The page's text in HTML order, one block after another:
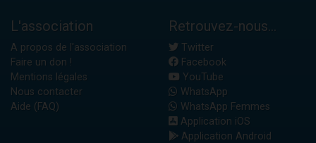
L'association
A propos de l'association
Faire un don !
Mentions légales
Nous contacter
Aide (FAQ)
Retrouvez-nous...
Twitter
Facebook
YouTube
WhatsApp
WhatsApp Femmes
Application iOS
Application Android